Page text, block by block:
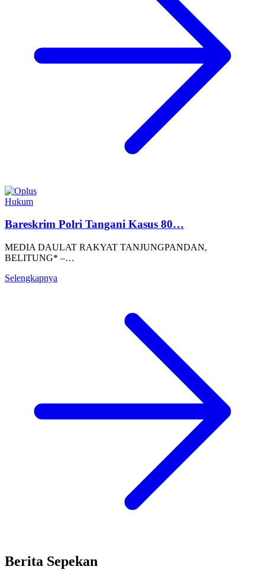
Hukum
Bareskrim Polri Tangani Kasus 80…
MEDIA DAULAT RAKYAT TANJUNGPANDAN,
BELITUNG* –…
Selengkapnya
Berita Sepekan